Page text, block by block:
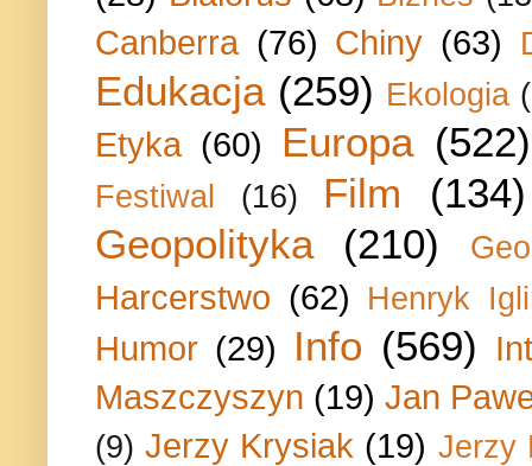
Canberra (76) Chiny (63)
Edukacja (259) Ekologia
Etyka (60) Europa (522)
Festiwal (16) Film
(134)
Geopolityka
(210)
Harcerstwo (62) Henryk
Humor (29) Info (569)
Maszczyszyn (19) Jan
(9) Jerzy Krysiak (19) Jerzy